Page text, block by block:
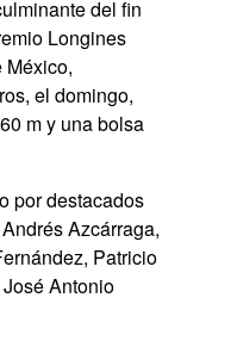
del fin
Longines
México,
el domingo,
m y una bolsa
por destacados
Azcárraga,
Patricio
Antonio